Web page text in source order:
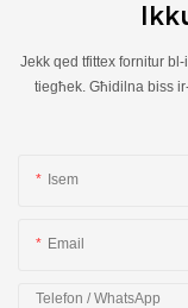
Jekk qed tfittex fornitur
tiegħek. Għidilna biss
Isem
Email
Telefon / WhatsApp